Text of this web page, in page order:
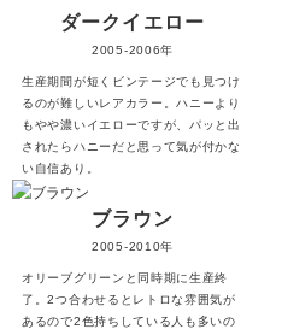
ダークイエロー
2005-2006年
生産期間が短くビンテージでも見つけ
るのが難しいレアカラー。ハニーより
もやや濃いイエローですが、パッと出
されたらハニーだと思って気が付かな
い自信あり。
ブラウン
2005-2010年
オリーブグリーンと同時期に生産終
了。2つ合わせるとレトロな雰囲気が
あるので2色持ちしている人も多いの